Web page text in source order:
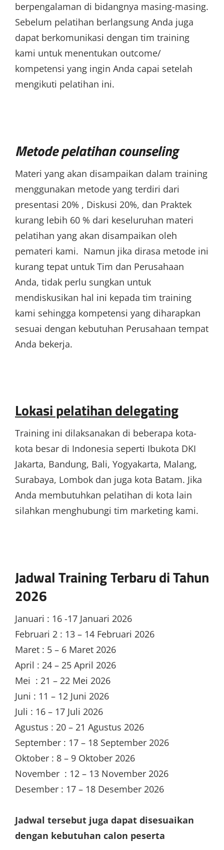
berpengalaman di bidangnya masing-masing.
Sebelum pelatihan berlangsung Anda juga
dapat berkomunikasi dengan tim training
kami untuk menentukan outcome/
kompetensi yang ingin Anda capai setelah
mengikuti pelatihan ini.
Metode pelatihan counseling
Materi yang akan disampaikan dalam training
menggunakan metode yang terdiri dari
presentasi 20% , Diskusi 20%, dan Praktek
kurang lebih 60 % dari keseluruhan materi
pelatihan yang akan disampaikan oleh
pemateri kami. Namun jika dirasa metode ini
kurang tepat untuk Tim dan Perusahaan
Anda, tidak perlu sungkan untuk
mendiskusikan hal ini kepada tim training
kami sehingga kompetensi yang diharapkan
sesuai dengan kebutuhan Perusahaan tempat
Anda bekerja.
Lokasi pelatihan delegating
Training ini dilaksanakan di beberapa kota-
kota besar di Indonesia seperti Ibukota DKI
Jakarta, Bandung, Bali, Yogyakarta, Malang,
Surabaya, Lombok dan juga kota Batam. Jika
Anda membutuhkan pelatihan di kota lain
silahkan menghubungi tim marketing kami.
Jadwal Training Terbaru di Tahun
2026
Januari : 16 -17 Januari 2026
Februari 2 : 13 – 14 Februari 2026
Maret : 5 – 6 Maret 2026
April : 24 – 25 April 2026
Mei : 21 – 22 Mei 2026
Juni : 11 – 12 Juni 2026
Juli : 16 – 17 Juli 2026
Agustus : 20 – 21 Agustus 2026
September : 17 – 18 September 2026
Oktober : 8 – 9 Oktober 2026
November : 12 – 13 November 2026
Desember : 17 – 18 Desember 2026
Jadwal tersebut juga dapat disesuaikan
dengan kebutuhan calon peserta